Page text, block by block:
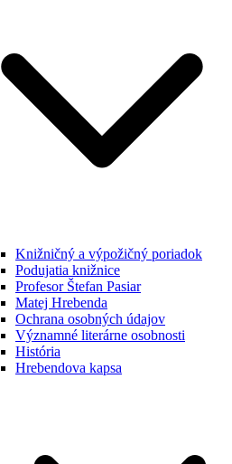
Knižničný a výpožičný poriadok
Podujatia knižnice
Profesor Štefan Pasiar
Matej Hrebenda
Ochrana osobných údajov
Významné literárne osobnosti
História
Hrebendova kapsa